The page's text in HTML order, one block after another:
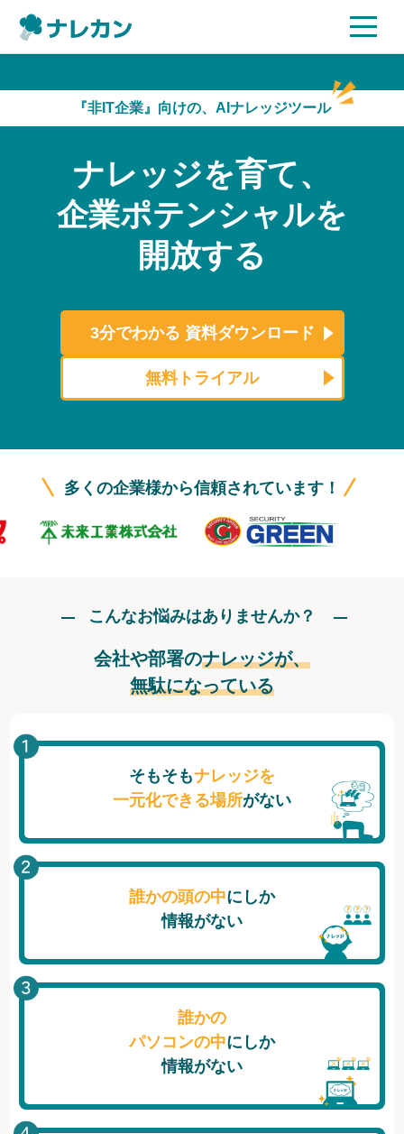
AI機能
ご利用企業様の声
セキュリティ
よくある質問
資料ダウンロード
ログイン
『非IT企業』向けの、AIナレッジツール
ナレッジを育て、
企業ポテンシャルを
開放する
3分でわかる 資料ダウンロード
無料トライアル
多くの企業様から信頼されています！
こんなお悩みはありませんか？
会社や部署のナレッジが、
無駄になっている
そもそもナレッジを
一元化できる場所がない
誰かの頭の中にしか
情報がない
誰かの
パソコンの中にしか
情報がない